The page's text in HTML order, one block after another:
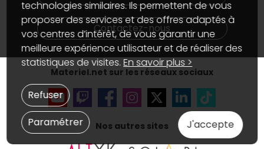
Partenariat & Sponsoring
Marketplace
Informations légales
Données personnellesetcookies
Gérer vos cookies
Accessibilité : non conforme
Contactez-nous
Materiel.net sur les réseaux sociaux
Nos autres sites
technologies similaires. Ils permettent de vous
proposer des services et des offres adaptés à
vos centres d’intérêt, de vous garantir une
meilleure expérience utilisateur et de réaliser des
statistiques de visites.En savoir plus >
J'accepte
Paramétrer
Refuser